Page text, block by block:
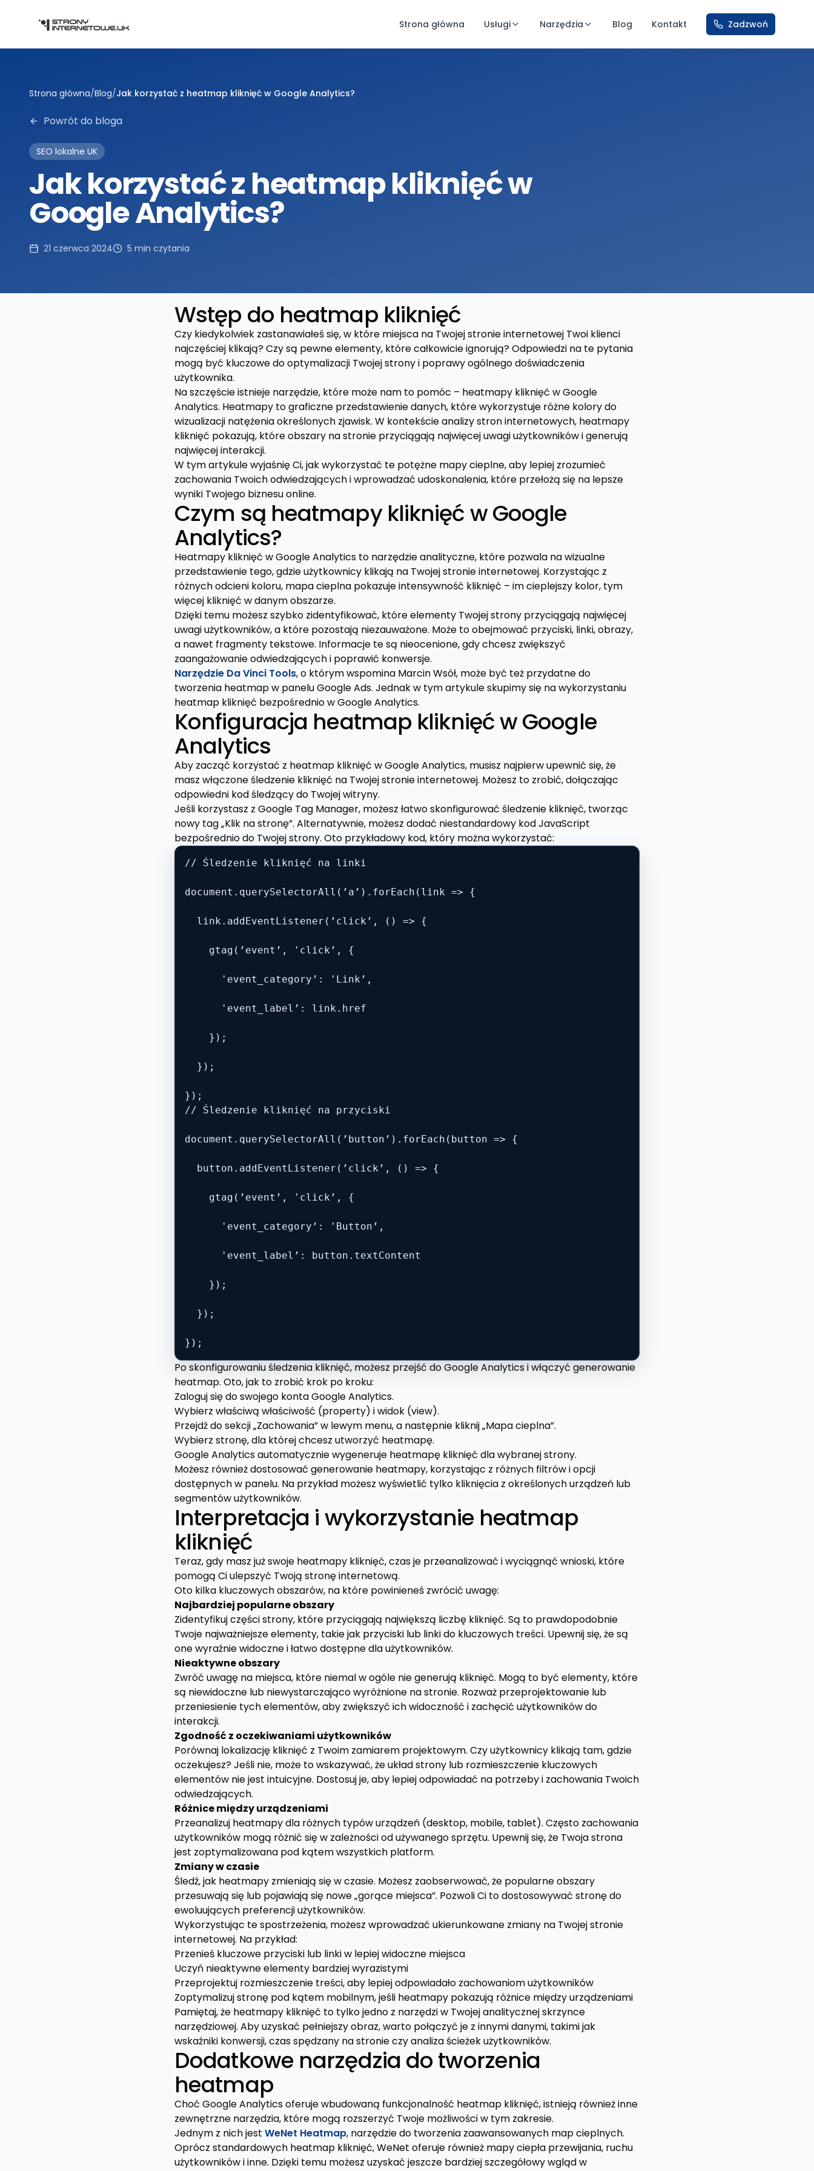
Strona główna Usługi Narzędzia Blog Kontakt Zadzwoń
Strona główna/Blog/Jak korzystać z heatmap kliknięć w Google Analytics?
Powrót do bloga
SEO lokalne UK
Jak korzystać z heatmap kliknięć w
Google Analytics?
21 czerwca 2024 5 min czytania
Wstęp do heatmap kliknięć
Czy kiedykolwiek zastanawiałeś się, w które miejsca na Twojej stronie internetowej Twoi klienci
najczęściej klikają? Czy są pewne elementy, które całkowicie ignorują? Odpowiedzi na te pytania
mogą być kluczowe do optymalizacji Twojej strony i poprawy ogólnego doświadczenia
użytkownika.
Na szczęście istnieje narzędzie, które może nam to pomóc – heatmapy kliknięć w Google
Analytics. Heatmapy to graficzne przedstawienie danych, które wykorzystuje różne kolory do
wizualizacji natężenia określonych zjawisk. W kontekście analizy stron internetowych, heatmapy
kliknięć pokazują, które obszary na stronie przyciągają najwięcej uwagi użytkowników i generują
najwięcej interakcji.
W tym artykule wyjaśnię Ci, jak wykorzystać te potężne mapy cieplne, aby lepiej zrozumieć
zachowania Twoich odwiedzających i wprowadzać udoskonalenia, które przełożą się na lepsze
wyniki Twojego biznesu online.
Czym są heatmapy kliknięć w Google
Analytics?
Heatmapy kliknięć w Google Analytics to narzędzie analityczne, które pozwala na wizualne
przedstawienie tego, gdzie użytkownicy klikają na Twojej stronie internetowej. Korzystając z
różnych odcieni koloru, mapa cieplna pokazuje intensywność kliknięć – im cieplejszy kolor, tym
więcej kliknięć w danym obszarze.
Dzięki temu możesz szybko zidentyfikować, które elementy Twojej strony przyciągają najwięcej
uwagi użytkowników, a które pozostają niezauważone. Może to obejmować przyciski, linki, obrazy,
a nawet fragmenty tekstowe. Informacje te są nieocenione, gdy chcesz zwiększyć
zaangażowanie odwiedzających i poprawić konwersje.
Narzędzie Da Vinci Tools, o którym wspomina Marcin Wsół, może być też przydatne do
tworzenia heatmap w panelu Google Ads. Jednak w tym artykule skupimy się na wykorzystaniu
heatmap kliknięć bezpośrednio w Google Analytics.
Konfiguracja heatmap kliknięć w Google
Analytics
Aby zacząć korzystać z heatmap kliknięć w Google Analytics, musisz najpierw upewnić się, że
masz włączone śledzenie kliknięć na Twojej stronie internetowej. Możesz to zrobić, dołączając
odpowiedni kod śledzący do Twojej witryny.
Jeśli korzystasz z Google Tag Manager, możesz łatwo skonfigurować śledzenie kliknięć, tworząc
nowy tag „Klik na stronę”. Alternatywnie, możesz dodać niestandardowy kod JavaScript
bezpośrednio do Twojej strony. Oto przykładowy kod, który można wykorzystać:
// Śledzenie kliknięć na linki
document.querySelectorAll(’a’).forEach(link => {
  link.addEventListener(’click’, () => {
    gtag(’event’, 'click’, {
      'event_category’: 'Link’,
      'event_label’: link.href
    });
  });
});
// Śledzenie kliknięć na przyciski
document.querySelectorAll(’button’).forEach(button => {
  button.addEventListener(’click’, () => {
    gtag(’event’, 'click’, {
      'event_category’: 'Button’,
      'event_label’: button.textContent
    });
  });
});
Po skonfigurowaniu śledzenia kliknięć, możesz przejść do Google Analytics i włączyć generowanie
heatmap. Oto, jak to zrobić krok po kroku:
Zaloguj się do swojego konta Google Analytics.
Wybierz właściwą właściwość (property) i widok (view).
Przejdź do sekcji „Zachowania” w lewym menu, a następnie kliknij „Mapa cieplna”.
Wybierz stronę, dla której chcesz utworzyć heatmapę.
Google Analytics automatycznie wygeneruje heatmapę kliknięć dla wybranej strony.
Możesz również dostosować generowanie heatmapy, korzystając z różnych filtrów i opcji
dostępnych w panelu. Na przykład możesz wyświetlić tylko kliknięcia z określonych urządzeń lub
segmentów użytkowników.
Interpretacja i wykorzystanie heatmap
kliknięć
Teraz, gdy masz już swoje heatmapy kliknięć, czas je przeanalizować i wyciągnąć wnioski, które
pomogą Ci ulepszyć Twoją stronę internetową.
Oto kilka kluczowych obszarów, na które powinieneś zwrócić uwagę:
Najbardziej popularne obszary
Zidentyfikuj części strony, które przyciągają największą liczbę kliknięć. Są to prawdopodobnie
Twoje najważniejsze elementy, takie jak przyciski lub linki do kluczowych treści. Upewnij się, że są
one wyraźnie widoczne i łatwo dostępne dla użytkowników.
Nieaktywne obszary
Zwróć uwagę na miejsca, które niemal w ogóle nie generują kliknięć. Mogą to być elementy, które
są niewidoczne lub niewystarczająco wyróżnione na stronie. Rozważ przeprojektowanie lub
przeniesienie tych elementów, aby zwiększyć ich widoczność i zachęcić użytkowników do
interakcji.
Zgodność z oczekiwaniami użytkowników
Porównaj lokalizację kliknięć z Twoim zamiarem projektowym. Czy użytkownicy klikają tam, gdzie
oczekujesz? Jeśli nie, może to wskazywać, że układ strony lub rozmieszczenie kluczowych
elementów nie jest intuicyjne. Dostosuj je, aby lepiej odpowiadać na potrzeby i zachowania Twoich
odwiedzających.
Różnice między urządzeniami
Przeanalizuj heatmapy dla różnych typów urządzeń (desktop, mobile, tablet). Często zachowania
użytkowników mogą różnić się w zależności od używanego sprzętu. Upewnij się, że Twoja strona
jest zoptymalizowana pod kątem wszystkich platform.
Zmiany w czasie
Śledź, jak heatmapy zmieniają się w czasie. Możesz zaobserwować, że popularne obszary
przesuwają się lub pojawiają się nowe „gorące miejsca”. Pozwoli Ci to dostosowywać stronę do
ewoluujących preferencji użytkowników.
Wykorzystując te spostrzeżenia, możesz wprowadzać ukierunkowane zmiany na Twojej stronie
internetowej. Na przykład:
Przenieś kluczowe przyciski lub linki w lepiej widoczne miejsca
Uczyń nieaktywne elementy bardziej wyrazistymi
Przeprojektuj rozmieszczenie treści, aby lepiej odpowiadało zachowaniom użytkowników
Zoptymalizuj stronę pod kątem mobilnym, jeśli heatmapy pokazują różnice między urządzeniami
Pamiętaj, że heatmapy kliknięć to tylko jedno z narzędzi w Twojej analitycznej skrzynce
narzędziowej. Aby uzyskać pełniejszy obraz, warto połączyć je z innymi danymi, takimi jak
wskaźniki konwersji, czas spędzany na stronie czy analiza ścieżek użytkowników.
Dodatkowe narzędzia do tworzenia
heatmap
Choć Google Analytics oferuje wbudowaną funkcjonalność heatmap kliknięć, istnieją również inne
zewnętrzne narzędzia, które mogą rozszerzyć Twoje możliwości w tym zakresie.
Jednym z nich jest WeNet Heatmap, narzędzie do tworzenia zaawansowanych map cieplnych.
Oprócz standardowych heatmap kliknięć, WeNet oferuje również mapy ciepła przewijania, ruchu
użytkowników i inne. Dzięki temu możesz uzyskać jeszcze bardziej szczegółowy wgląd w